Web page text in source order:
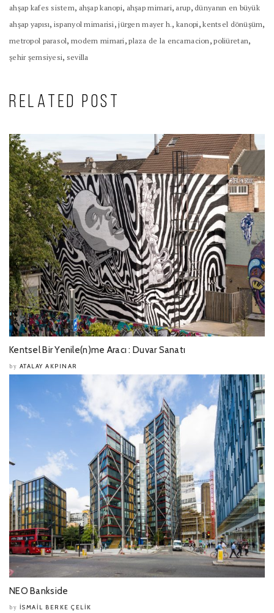
ahşap kafes sistem, ahşap kanopi, ahşap mimari, arup, dünyanın en büyük
ahşap yapısı, ispanyol mimarisi ,jürgen mayer h.,kanopi ,kentsel dönüşüm,
metropol parasol,modern mimari ,plaza de la encarnacion ,poliüretan,
şehir şemsiyesi, sevilla
RELATED POST
Kentsel Bir Yenile(n)me Aracı : Duvar Sanatı
by ATALAY AKPINAR
NEO Bankside
by İSMAIL BERKE ÇELIK